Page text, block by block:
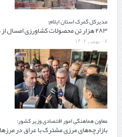
مدیرکل گمرک استان ایلام:
۲۸۳ هزار تن محصولات کشاورزی امسال از مرز مهران به عراق صادر شد
۰۷ بهمن ۱۴۰۲
معاون هماهنگی امور اقتصادی وزیر کشور:
بازارچه‌های مرزی مشترک با عراق در